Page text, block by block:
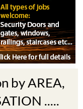
by AREA,
.....